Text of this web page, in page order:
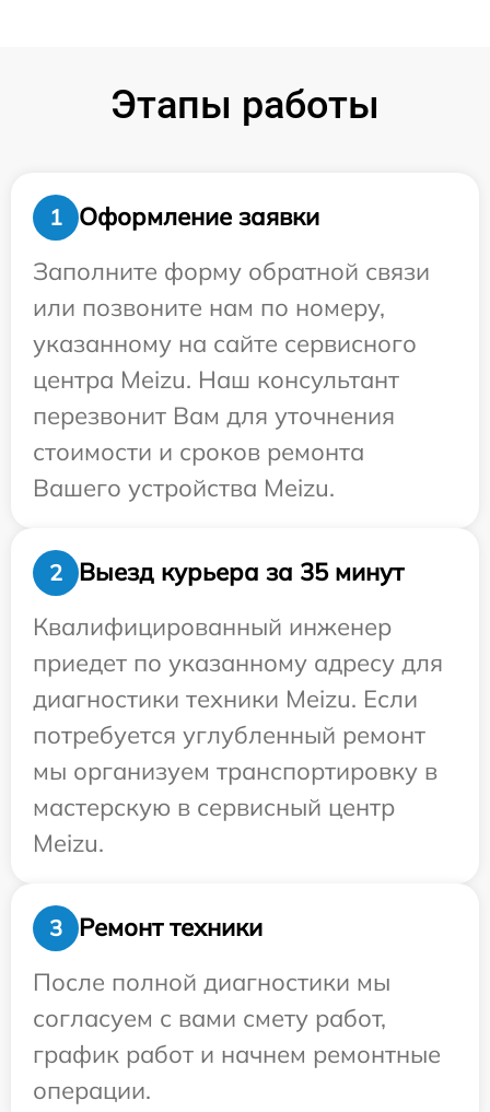
Этапы работы
1
Оформление заявки
Заполните форму обратной связи
или позвоните нам по номеру,
указанному на сайте сервисного
центра Meizu. Наш консультант
перезвонит Вам для уточнения
стоимости и сроков ремонта
Вашего устройства Meizu.
2
Выезд курьера за 35 минут
Квалифицированный инженер
приедет по указанному адресу для
диагностики техники Meizu. Если
потребуется углубленный ремонт
мы организуем транспортировку в
мастерскую в сервисный центр
Meizu.
3
Ремонт техники
После полной диагностики мы
согласуем с вами смету работ,
график работ и начнем ремонтные
операции.